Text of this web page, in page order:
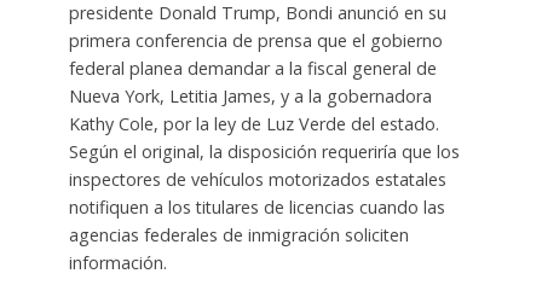
presidente Donald Trump, Bondi anunció en su
primera conferencia de prensa que el gobierno
federal planea demandar a la fiscal general de
Nueva York, Letitia James, y a la gobernadora
Kathy Cole, por la ley de Luz Verde del estado.
Según el original, la disposición requeriría que los
inspectores de vehículos motorizados estatales
notifiquen a los titulares de licencias cuando las
agencias federales de inmigración soliciten
información.